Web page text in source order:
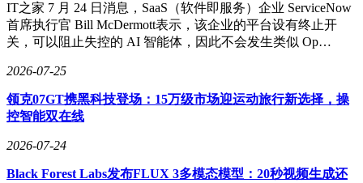
IT之家 7 月 24 日消息，SaaS（软件即服务）企业 ServiceNow
首席执行官 Bill McDermott表示，该企业的平台设有终止开
关，可以阻止失控的 AI 智能体，因此不会发生类似 Op…
2026-07-25
领克07GT携黑科技登场：15万级市场迎运动旅行新选择，操
控智能双在线
2026-07-24
Black Forest Labs发布FLUX 3多模态模型：20秒视频生成还